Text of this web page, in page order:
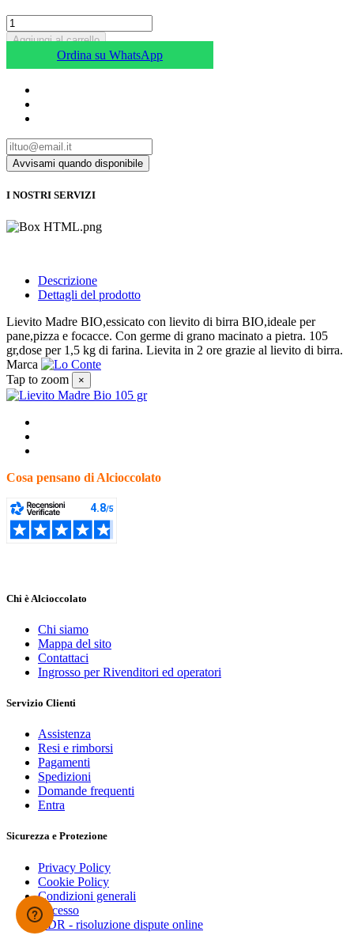
Aggiungi al carrello
Ordina su WhatsApp
I NOSTRI SERVIZI
Descrizione
Dettagli del prodotto
Lievito Madre BIO,essicato con lievito di birra BIO,ideale per
pane,pizza e focacce. Con germe di grano macinato a pietra. 105
gr,dose per 1,5 kg di farina. Lievita in 2 ore grazie al lievito di birra.
Marca
Tap to zoom
×
Cosa pensano di Alcioccolato
Chi è Alcioccolato
Chi siamo
Mappa del sito
Contattaci
Ingrosso per Rivenditori ed operatori
Servizio Clienti
Assistenza
Resi e rimborsi
Pagamenti
Spedizioni
Domande frequenti
Entra
Sicurezza e Protezione
Privacy Policy
Cookie Policy
Condizioni generali
Recesso
ODR - risoluzione dispute online